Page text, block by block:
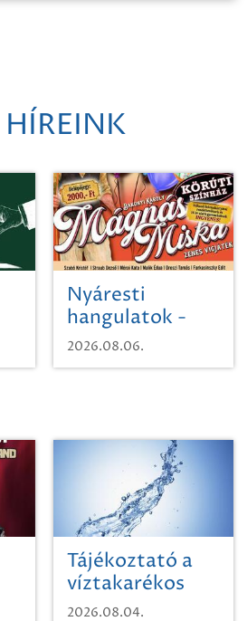
Nyáresti
hangulatok -
Mágnás Miska
2026.08.06.
Tájékoztató a
víztakarékos
vízhasználatról
2026.08.04.